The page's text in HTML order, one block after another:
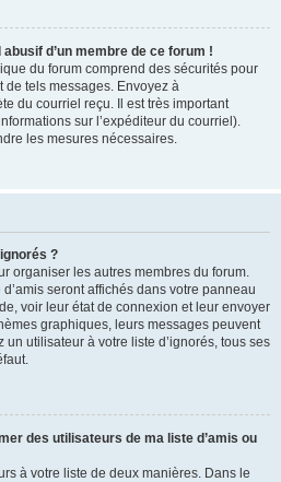
d’un membre de ce forum !
du forum comprend des sécurités pour
tels messages. Envoyez à
du courriel reçu. Il est très important
sur l’expéditeur du courriel).
les mesures nécessaires.
?
organiser les autres membres du forum.
seront affichés dans votre panneau
voir leur état de connexion et leur envoyer
graphiques, leurs messages peuvent
utilisateur à votre liste d’ignorés, tous ses
des utilisateurs de ma liste d’amis ou
à votre liste de deux manières. Dans le